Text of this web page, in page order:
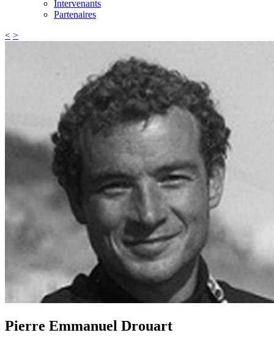
Intervenants
Partenaires
< >
Pierre Emmanuel Drouart